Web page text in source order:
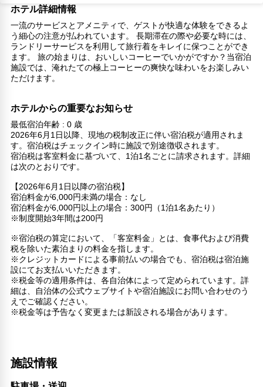
ホテル詳細情報
一流のサービスとアメニティで、ゲストが快適な体験をできるよ
う細心の注意が払われています。 長期滞在の際や必要な時には、
ランドリーサービスを利用して旅行着をキレイに保つことができ
ます。 旅の始まりは、おいしいコーヒーでいかがですか？当宿泊
施設では、淹れたての極上コーヒーの爽快な味わいをお楽しみい
ただけます。
ホテルからの重要なお知らせ
最低宿泊年齢 : 0 歳
2026年6月1日以降、現地の税制改正に伴い宿泊税が適用されま
す。宿泊税はチェックイン時に施設で別途徴収されます。
宿泊税は客室料金に基づいて、1泊1名ごとに請求されます。詳細
は次のとおりです。
【2026年6月1日以降の宿泊税】
宿泊料金が6,000円未満の場合：なし
宿泊料金が6,000円以上の場合：300円（1泊1名あたり）
※制度開始3年間は200円
※宿泊税の算定において、「客室料金」とは、食事代および消費
税を除いた素泊まりの料金を指します。
※クレジットカードによる事前払いの場合でも、宿泊税は宿泊施
設にてお支払いいただきます。
※税金等の適用条件は、各自治体によって定められています。詳
細は、自治体の公式ウェブサイトや宿泊施設にお問い合わせのう
えでご確認ください。
※税金等は予告なく変更または新設される場合があります。
施設情報